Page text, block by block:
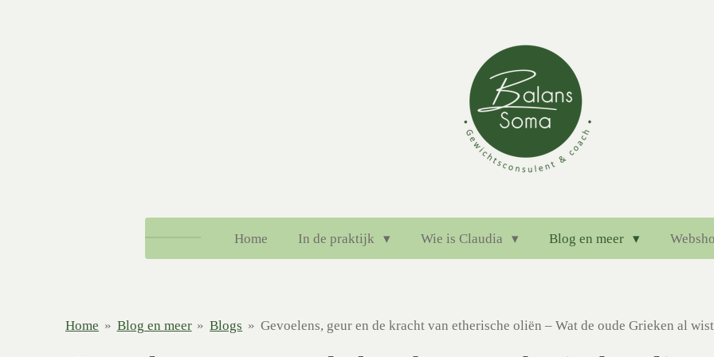
Home In de praktijk Wie is Claudia Blog en meer
Home » Blog en meer » Blogs » Gevoelens, geur en de kracht van etherische oliën – Wat de oude Grieken al